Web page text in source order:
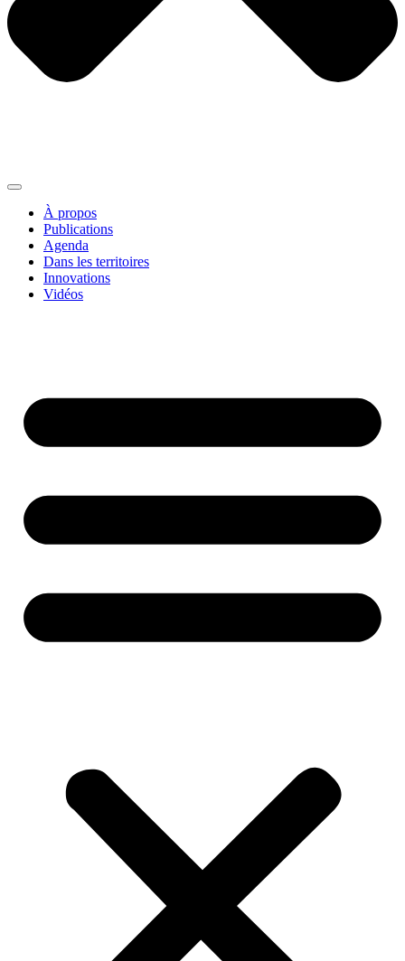
À propos
Publications
Agenda
Dans les territoires
Innovations
Vidéos